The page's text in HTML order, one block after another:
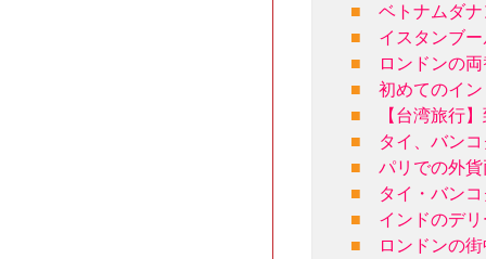
■
ベトナムダ
■
イスタンブ
■
ロンドンの
■
初めてのイ
■
【台湾旅行
■
タイ、バン
■
パリでの外
■
タイ・バン
■
インドのデ
■
ロンドンの